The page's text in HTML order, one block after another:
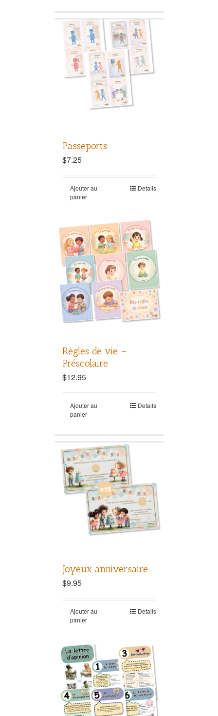
Passeports
$7.25
Ajouter au
panier
Details
Règles de vie –
Préscolaire
$12.95
Ajouter au
panier
Details
Joyeux anniversaire
$9.95
Ajouter au
panier
Details